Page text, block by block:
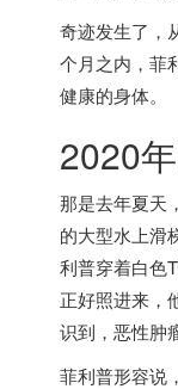
奇迹发生了，
个月之内，菲
健康的身体。
2020
那是去年夏天
的大型水上滑
利普穿着白色
正好照进来，
识到，恶性肿
菲利普形容说